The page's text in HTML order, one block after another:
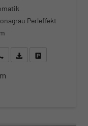
Perleffekt
anfragen
Wir rufen Sie anFahrzeugexposé (PDF)